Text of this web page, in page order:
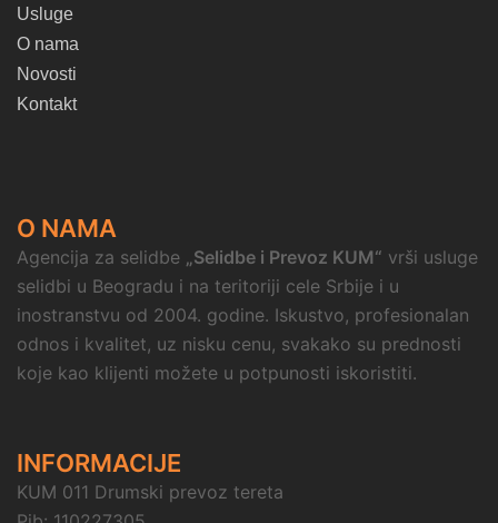
Usluge
O nama
Novosti
Kontakt
O NAMA
Agencija za selidbe „Selidbe i Prevoz KUM“ vrši usluge
selidbi u Beogradu i na teritoriji cele Srbije i u
inostranstvu od 2004. godine. Iskustvo, profesionalan
odnos i kvalitet, uz nisku cenu, svakako su prednosti
koje kao klijenti možete u potpunosti iskoristiti.
INFORMACIJE
KUM 011 Drumski prevoz tereta